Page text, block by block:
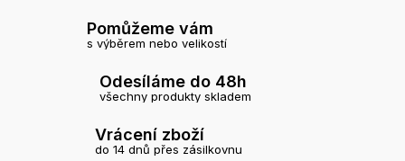
Pomůžeme vám
s výběrem nebo velikostí
Odesíláme do 48h
všechny produkty skladem
Vrácení zboží
do 14 dnů přes zásilkovnu